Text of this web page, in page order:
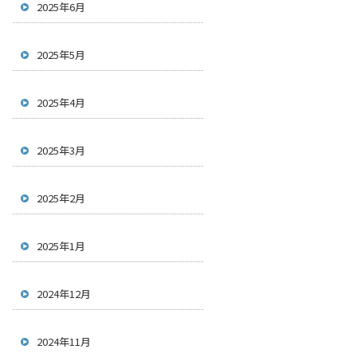
2025年6月
2025年5月
2025年4月
2025年3月
2025年2月
2025年1月
2024年12月
2024年11月